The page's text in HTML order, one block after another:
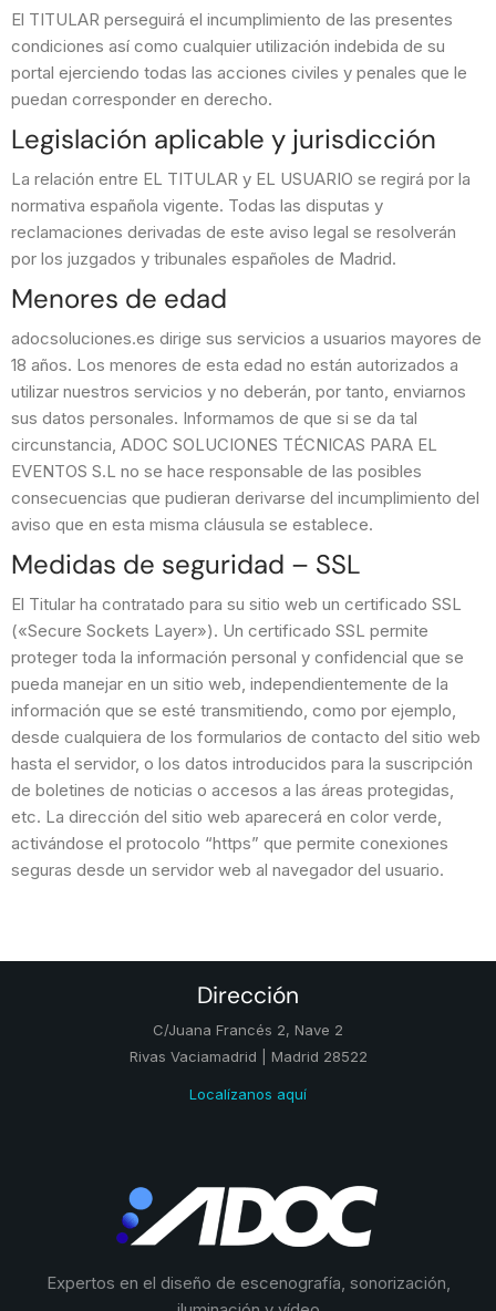
El TITULAR perseguirá el incumplimiento de las presentes
condiciones así como cualquier utilización indebida de su
portal ejerciendo todas las acciones civiles y penales que le
puedan corresponder en derecho.
Legislación aplicable y jurisdicción
La relación entre EL TITULAR y EL USUARIO se regirá por la
normativa española vigente. Todas las disputas y
reclamaciones derivadas de este aviso legal se resolverán
por los juzgados y tribunales españoles de Madrid.
Menores de edad
adocsoluciones.es dirige sus servicios a usuarios mayores de
18 años. Los menores de esta edad no están autorizados a
utilizar nuestros servicios y no deberán, por tanto, enviarnos
sus datos personales. Informamos de que si se da tal
circunstancia, ADOC SOLUCIONES TÉCNICAS PARA EL
EVENTOS S.L no se hace responsable de las posibles
consecuencias que pudieran derivarse del incumplimiento del
aviso que en esta misma cláusula se establece.
Medidas de seguridad – SSL
El Titular ha contratado para su sitio web un certificado SSL
(«Secure Sockets Layer»). Un certificado SSL permite
proteger toda la información personal y confidencial que se
pueda manejar en un sitio web, independientemente de la
información que se esté transmitiendo, como por ejemplo,
desde cualquiera de los formularios de contacto del sitio web
hasta el servidor, o los datos introducidos para la suscripción
de boletines de noticias o accesos a las áreas protegidas,
etc. La dirección del sitio web aparecerá en color verde,
activándose el protocolo “https” que permite conexiones
seguras desde un servidor web al navegador del usuario.
Dirección
C/Juana Francés 2, Nave 2
Rivas Vaciamadrid | Madrid 28522
Localízanos aquí
Expertos en el diseño de escenografía, sonorización,